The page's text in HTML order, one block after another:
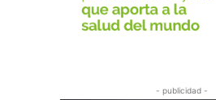
- publicidad -